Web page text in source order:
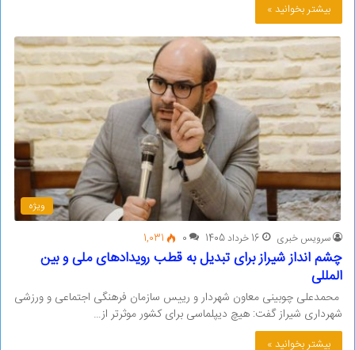
بیشتر بخوانید »
ویژه
سرویس خبری 16 خرداد 1405 0
1,031
چشم انداز شیراز برای تبدیل به قطب رویدادهای ملی و بین
المللی
محمدعلی چوبینی معاون شهردار و رییس سازمان فرهنگی اجتماعی و ورزشی
شهرداری شیراز گفت: هیچ دیپلماسی برای کشور موثرتر از…
بیشتر بخوانید »